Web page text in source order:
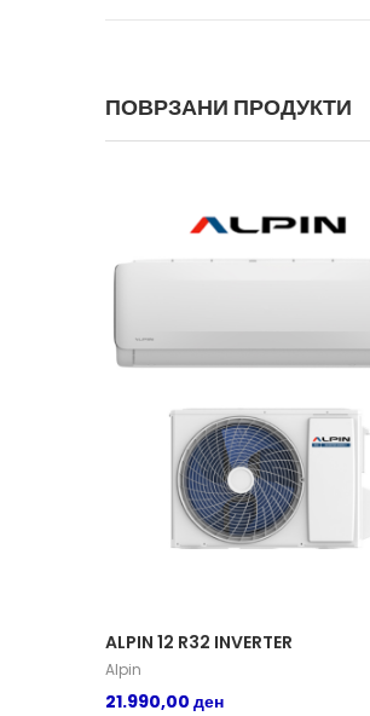
ПОВРЗАНИ ПРОДУКТИ
ALPIN 12 R32 INVERTER
Alpin
21.990,00 ден